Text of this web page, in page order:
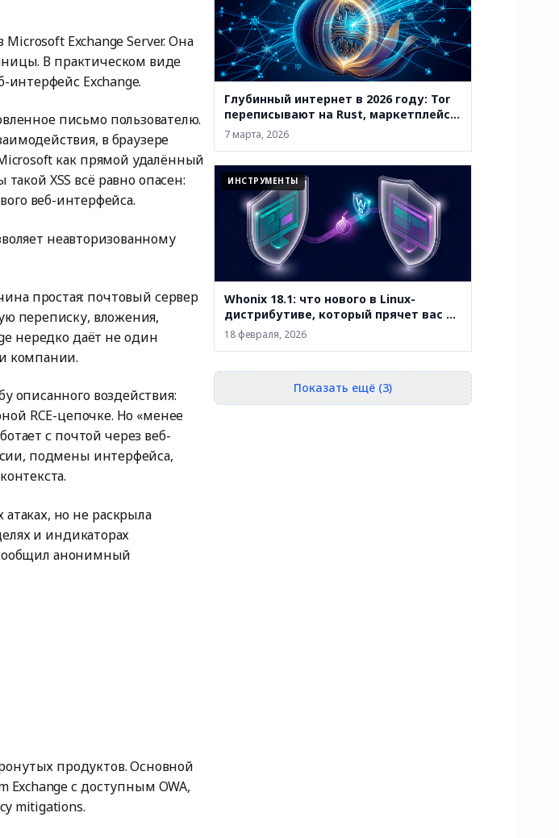
Microsoft Exchange Server. Она
В практическом виде
интерфейс Exchange.
письмо пользователю.
в браузере
как прямой удалённый
XSS всё равно опасен:
веб-интерфейса.
неавторизованному
простая: почтовый сервер
переписку, вложения,
нередко даёт не один
компании.
описанного воздействия:
RCE-цепочке. Но «менее
с почтой через веб-
подмены интерфейса,
но не раскрыла
и индикаторах
анонимный
продуктов. Основной
с доступным OWA,
mitigations.
Глубинный интернет в 2026 году: Tor
переписывают на Rust, маркетплейсы
закрывают, а анонимность уже не
абсолютна
7 марта, 2026
ИНСТРУМЕНТЫ
Whonix 18.1: что нового в Linux-
дистрибутиве, который прячет вас за
двумя виртуальными машинами
18 февраля, 2026
Показать ещё (3)